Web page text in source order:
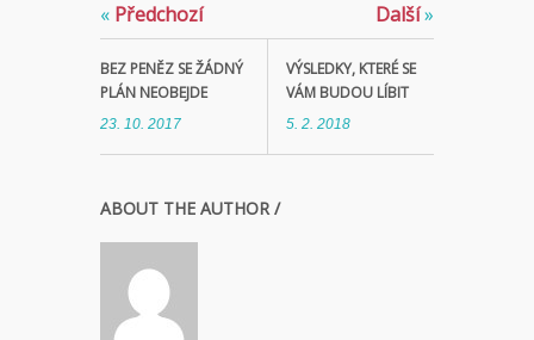
« Předchozí
BEZ PENĚZ SE ŽÁDNÝ
PLÁN NEOBEJDE
23. 10. 2017
Další»
VÝSLEDKY, KTERÉ SE
VÁM BUDOU LÍBIT
5. 2. 2018
ABOUT THE AUTHOR /